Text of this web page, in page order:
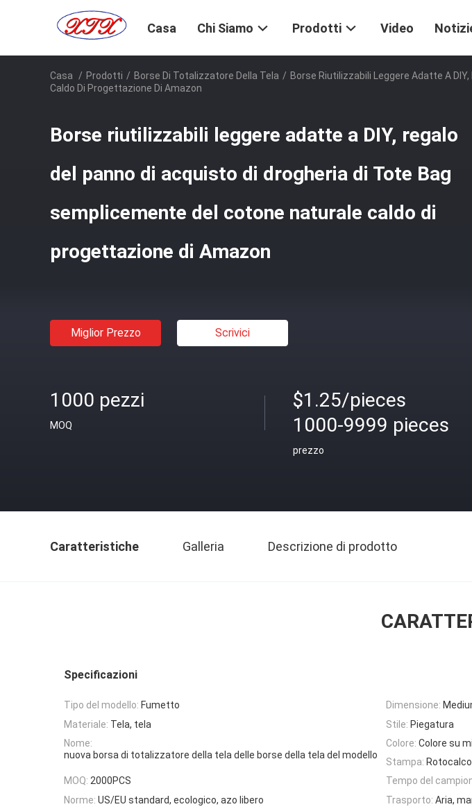
Casa Chi Siamo Prodotti Video
Casa / Prodotti / Borse Di Totalizzatore Della Tela / Borse Riutilizzabili Leggere Adatte A
Caldo Di Progettazione Di Amazon
Borse riutilizzabili leggere adatte a DIY, regalo
del panno di acquisto di drogheria di Tote Bag
semplicemente del cotone naturale caldo di
progettazione di Amazon
Miglior Prezzo Scrivici
1000 pezzi
MOQ
$1.25/pieces
1000-9999 pieces
prezzo
Caratteristiche Galleria Descrizione di prodotto
Specificazioni
Tipo del modello: Fumetto Dimensione:
Materiale: Tela, tela Stile: Piegatura
Nome:
nuova borsa di totalizzatore della tela delle borse della tela del modello
Colore: Colore su
Stampa:
MOQ: 2000PCS Tempo del
Norme: US/EU standard, ecologico, azo libero Trasporto: Aria,